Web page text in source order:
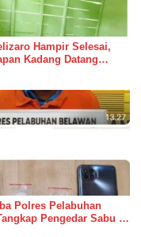
Hampir Selesai,
Kadang Datang
Polres Pelabuhan
Pengedar Sabu di